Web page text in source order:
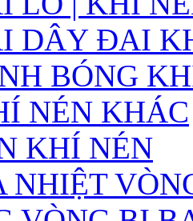
DÂY ĐAI
BÓNG
NÉN KHÁC
KHÍ NÉN
NHIỆT